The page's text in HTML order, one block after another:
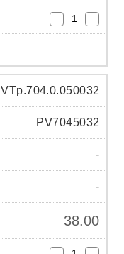
VTp.704.0.050032
PV7045032
-
-
38.00